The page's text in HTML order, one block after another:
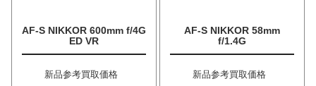
AF-S NIKKOR 600mm f/4G
ED VR
新品参考買取価格
AF-S NIKKOR 58mm
f/1.4G
新品参考買取価格